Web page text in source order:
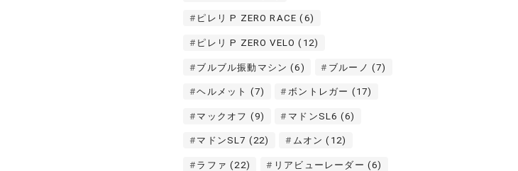
ピレリ P ZERO RACE (6)
ピレリ P ZERO VELO (12)
ブルブル振動マシン (6) ブルーノ (7)
ヘルメット (7) ボントレガー (17)
マックオフ (9) マドンSL6 (6)
マドンSL7 (22) ムオン (12)
ラファ (22) リアビューレーダー (6)